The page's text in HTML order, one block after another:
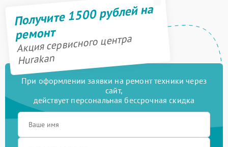
Получите 1500 рублей на
ремонт
Акция сервисного центра
Hurakan
При оформлении заявки на ремонт техники через
сайт,
действует персональная бессрочная скидка